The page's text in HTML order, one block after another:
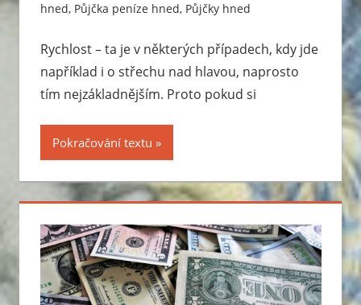
hned, Půjčka peníze hned, Půjčky hned
Rychlost – ta je v některých případech, kdy jde
například i o střechu nad hlavou, naprosto
tím nejzákladnějším. Proto pokud si
Pokračování textu